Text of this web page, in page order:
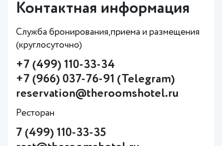
Контактная информация
Служба бронирования,приема и размещения
(круглосуточно)
+7 (499) 110-33-34
+7 (966) 037-76-91 (Telegram)
reservation@theroomshotel.ru
Ресторан
7 (499) 110-33-35